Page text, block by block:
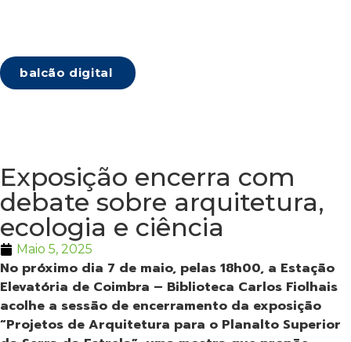
balcão digital
Exposição encerra com
debate sobre arquitetura,
ecologia e ciência
Maio 5, 2025
No próximo dia 7 de maio, pelas 18h00, a Estação
Elevatória de Coimbra – Biblioteca Carlos Fiolhais
acolhe a sessão de encerramento da exposição
“Projetos de Arquitetura para o Planalto Superior